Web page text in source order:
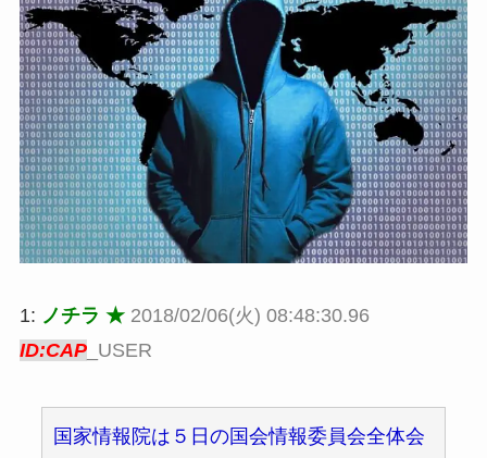
1: ノチラ ★ 2018/02/06(火) 08:48:30.96
ID:CAP_USER
国家情報院は５日の国会情報委員会全体会